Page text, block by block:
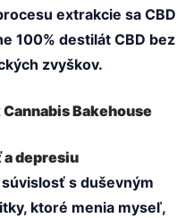
extrakcie sa CBD
100% destilát CBD bez
zvyškov.
Bakehouse
depresiu
s duševným
ktoré menia myseľ,